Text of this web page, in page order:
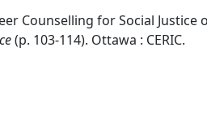
Counselling for Social Justice
(p. 103-114). Ottawa : CERIC.